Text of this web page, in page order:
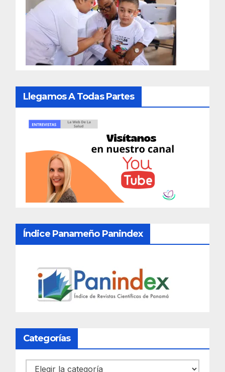
Llegamos A Todas Partes
Índice Panameño Panindex
Categorías
Categorías